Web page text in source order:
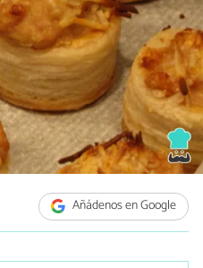
Añádenos en Google